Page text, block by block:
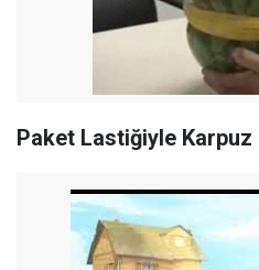
Paket Lastiğiyle Karpuz